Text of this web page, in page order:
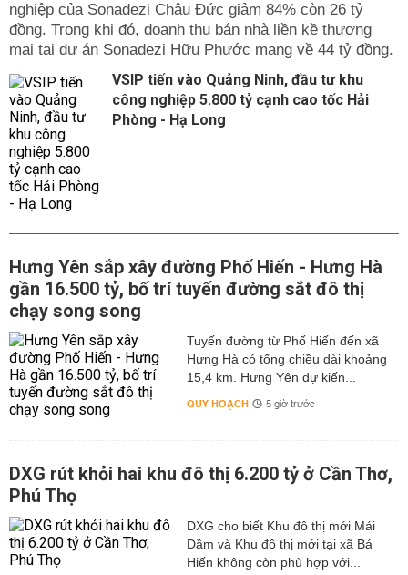
nghiệp của Sonadezi Châu Đức giảm 84% còn 26 tỷ
đồng. Trong khi đó, doanh thu bán nhà liền kề thương
mại tại dự án Sonadezi Hữu Phước mang về 44 tỷ đồng.
VSIP tiến vào Quảng Ninh, đầu tư khu
công nghiệp 5.800 tỷ cạnh cao tốc Hải
Phòng - Hạ Long
Hưng Yên sắp xây đường Phố Hiến - Hưng Hà
gần 16.500 tỷ, bố trí tuyến đường sắt đô thị
chạy song song
Tuyến đường từ Phố Hiến đến xã
Hưng Hà có tổng chiều dài khoảng
15,4 km. Hưng Yên dự kiến...
QUY HOẠCH 5 giờ trước
DXG rút khỏi hai khu đô thị 6.200 tỷ ở Cần Thơ,
Phú Thọ
DXG cho biết Khu đô thị mới Mái
Dầm và Khu đô thị mới tại xã Bá
Hiến không còn phù hợp với...